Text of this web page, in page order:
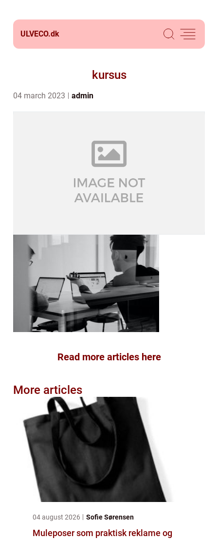
ULVECO.dk
kursus
04 march 2023 admin
Read more articles here
More articles
04 august 2026 Sofie Sørensen
Muleposer som praktisk reklame og